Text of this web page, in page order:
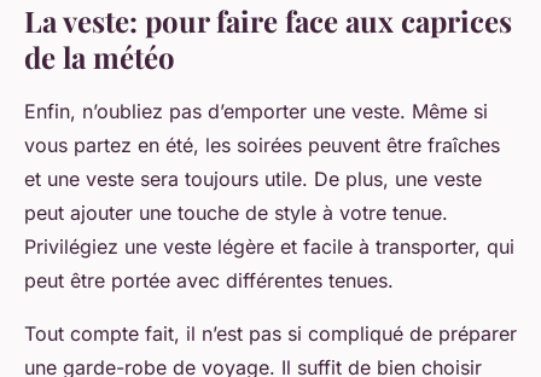
La veste: pour faire face aux caprices
de la météo
Enfin, n’oubliez pas d’emporter une veste. Même si
vous partez en été, les soirées peuvent être fraîches
et une veste sera toujours utile. De plus, une veste
peut ajouter une touche de style à votre tenue.
Privilégiez une veste légère et facile à transporter, qui
peut être portée avec différentes tenues.
Tout compte fait, il n’est pas si compliqué de préparer
une garde-robe de voyage. Il suffit de bien choisir